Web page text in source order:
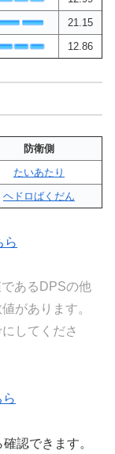
21.15
12.86
防衛側
たいあたり
ヘドロばくだん
ら
あるDPSの他
があります。
してくださ
認できます。